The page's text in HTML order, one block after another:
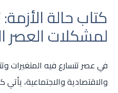
كتاب حالة
لمشكلات العصر
في عصر تتسارع فيه المتغيرات
والاقتصادية والاجتماعية،